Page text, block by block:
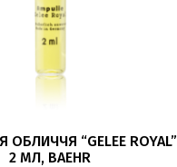
В КОШИК
“GELEE ROYAL”
2 МЛ, BAEHR